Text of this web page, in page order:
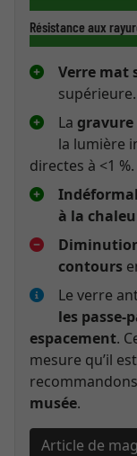
Résistance aux
Verre mat
supérieure.
La
la lumière
directes à <1 %.
à la
contours
Le verre
les passe-
espacement.
mesure qu’il
musée.
Article de